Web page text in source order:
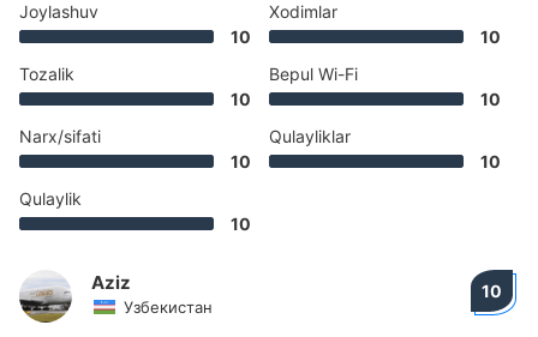
Joylashuv
10
Tozalik
10
Narx/sifati
10
Qulaylik
10
Xodimlar
10
Bepul Wi-Fi
10
Qulayliklar
10
Aziz
Узбекистан
10